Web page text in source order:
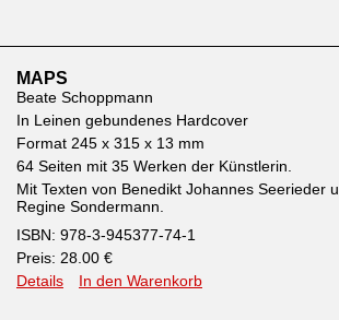
MAPS
Beate Schoppmann
In Leinen gebundenes Hardcover
Format 245 x 315 x 13 mm
64 Seiten mit 35 Werken der Künstlerin.
Mit Texten von Benedikt Johannes Seerieder
Regine Sondermann.
ISBN: 978-3-945377-74-1
Preis: 28.00 €
Details
In den Warenkorb